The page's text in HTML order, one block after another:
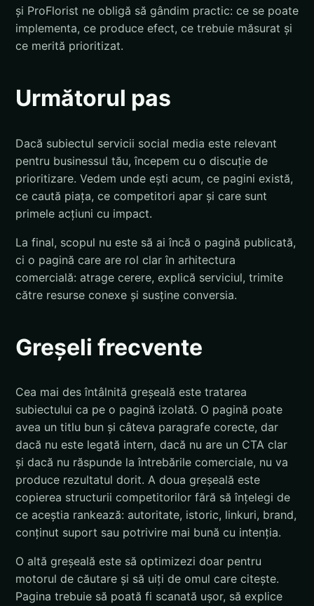
și ProFlorist ne obligă să gândim practic: ce se poate
implementa, ce produce efect, ce trebuie măsurat și
ce merită prioritizat.
Următorul pas
Dacă subiectul servicii social media este relevant
pentru businessul tău, începem cu o discuție de
prioritizare. Vedem unde ești acum, ce pagini există,
ce caută piața, ce competitori apar și care sunt
primele acțiuni cu impact.
La final, scopul nu este să ai încă o pagină publicată,
ci o pagină care are rol clar în arhitectura
comercială: atrage cerere, explică serviciul, trimite
către resurse conexe și susține conversia.
Greșeli frecvente
Cea mai des întâlnită greșeală este tratarea
subiectului ca pe o pagină izolată. O pagină poate
avea un titlu bun și câteva paragrafe corecte, dar
dacă nu este legată intern, dacă nu are un CTA clar
și dacă nu răspunde la întrebările comerciale, nu va
produce rezultatul dorit. A doua greșeală este
copierea structurii competitorilor fără să înțelegi de
ce aceștia rankează: autoritate, istoric, linkuri, brand,
conținut suport sau potrivire mai bună cu intenția.
O altă greșeală este să optimizezi doar pentru
motorul de căutare și să uiți de omul care citește.
Pagina trebuie să poată fi scanată ușor, să explice